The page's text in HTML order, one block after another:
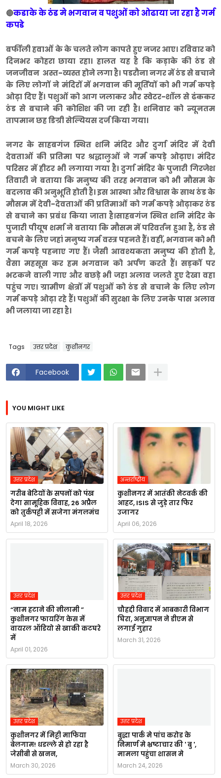
🔴कडाके के ठंड मे भगवान व पशुओं को ओढाया जा रहा है गर्म
कपडे
बर्फीली हवाओं के के चलते लोग कापते हुए नजर आए। रविवार को
दिनभर कोहरा छाया रहा। हालत यह है कि कड़ाके की ठंड से
जनजीवन अस्त-व्यस्त होने लगा है। पडरौना नगर में ठंड से बचाने
के लिए लोगों ने मंदिरों में भगवान की मूर्तियों को भी गर्म कपड़े
ओढ़ा दिए हैं। पशुओं को आग जलाकर और स्वेटर-शॉल से ढंककर
ठंड से बचाने की कोशिश की जा रही है। शनिवार को न्यूनतम
तापमान छह डिग्री सेल्यियस दर्ज किया गया।
नगर के साहबगंज स्थित शनि मंदिर और दुर्गा मंदिर में देवी
देवताओं की प्रतिमा पर श्रद्धालुओं ने गर्म कपड़े ओढ़ाए। मंदिर
परिसर में हीटर भी लगाया गया है। दुर्गा मंदिर के पुजारी गिरजेश
तिवारी ने बताया कि मनुष्य की तरह भगवान को भी मौसम के
बदलाव की अनुभूति होती है। इस आस्था और विश्वास के साथ ठंड के
मौसम में देवी-देवताओं की प्रतिमाओं को गर्म कपड़े ओढ़ाकर ठंड
से बचाने का प्रबंध किया जाता है।साहबगंज स्थित शनि मंदिर के
पुजारी पीयूष शर्मा ने बताया कि मौसम में परिवर्तन हुआ है, ठंड से
बचने के लिए जहां मनुष्य गर्म वस्त्र पहनते हैं। वहीं, भगवान को भी
गर्म कपड़े पहनाए गए हैं। जैसी आवश्यकता मनुष्य की होती है,
वैसा महसूस कर हम भगवान को अर्पण करते हैं। सड़कों पर
भटकने वाली गाए और बछड़े भी जहा अलाव जलते हुए देखा वहा
पहुंच गए। ग्रामीण क्षेत्रों में पशुओं को ठंड से बचाने के लिए लोग
गर्म कपड़े ओढ़ा रहे हैं। पशुओं की सुरक्षा के लिए उनके पास अलाव
भी जलाया जा रहा है।
Tags उत्तर प्रदेश कुशीनगर
Facebook
YOU MIGHT LIKE
उत्तर प्रदेश
गरीब बेटियों के सपनों को पंख
देगा सामूहिक विवाह, 26 अप्रैल
को तुर्कपट्टी में सजेगा मंगलमंच
April 18, 2026
अन्तर्राष्ट्रीय
कुशीनगर में आतंकी नेटवर्क की
आहट, ISIS से जुड़े तार फिर
उजागर
April 06, 2026
उत्तर प्रदेश
“नाम हटाने की नीलामी ”
कुशीनगर फायरिंग केस में
वायरल ऑडियो से खाकी कटघरे
में
April 01, 2026
उत्तर प्रदेश
चौहद्दी विवाद में आबकारी विभाग
घिरा, अनुज्ञापन ने डीएम से
लगाई गुहार
March 31, 2026
उत्तर प्रदेश
कुशीनगर में मिट्टी माफिया
बेलगाम! धडल्ले से हो रहा है
जेसीबी से खनन,
March 30, 2026
उत्तर प्रदेश
बुद्धा पार्क मे पांच करोड के
निमार्ण मे भ्रष्टाचार की ' बु ',
मामला पहुंचा शासन मे
March 24, 2026